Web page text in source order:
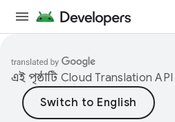
এই পৃষ্ঠাটি Cloud Translation API